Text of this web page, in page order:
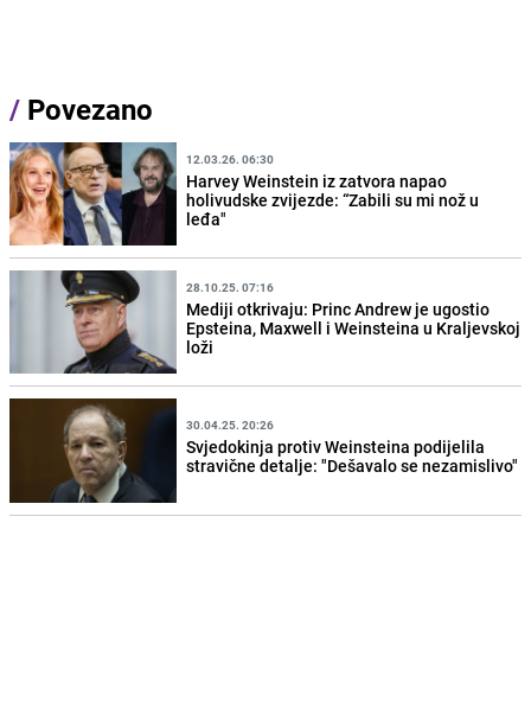
/ Povezano
12.03.26. 06:30
Harvey Weinstein iz zatvora napao
holivudske zvijezde: “Zabili su mi nož u
leđa"
28.10.25. 07:16
Mediji otkrivaju: Princ Andrew je ugostio
Epsteina, Maxwell i Weinsteina u Kraljevskoj
loži
30.04.25. 20:26
Svjedokinja protiv Weinsteina podijelila
stravične detalje: "Dešavalo se nezamislivo"